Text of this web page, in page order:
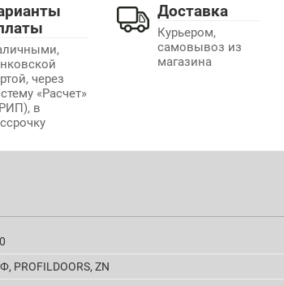
через
«Расчет»
в
Доставка
Курьером,
самовывоз из
магазина
PROFILDOORS, ZN